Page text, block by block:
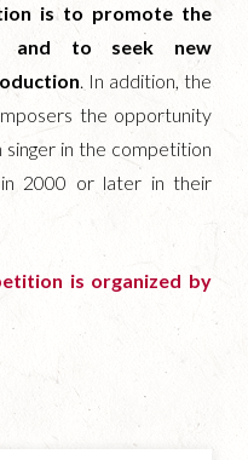
is to promote the
and to seek new
. In addition, the
the opportunity
in the competition
in 2000 or later in their
is organized by